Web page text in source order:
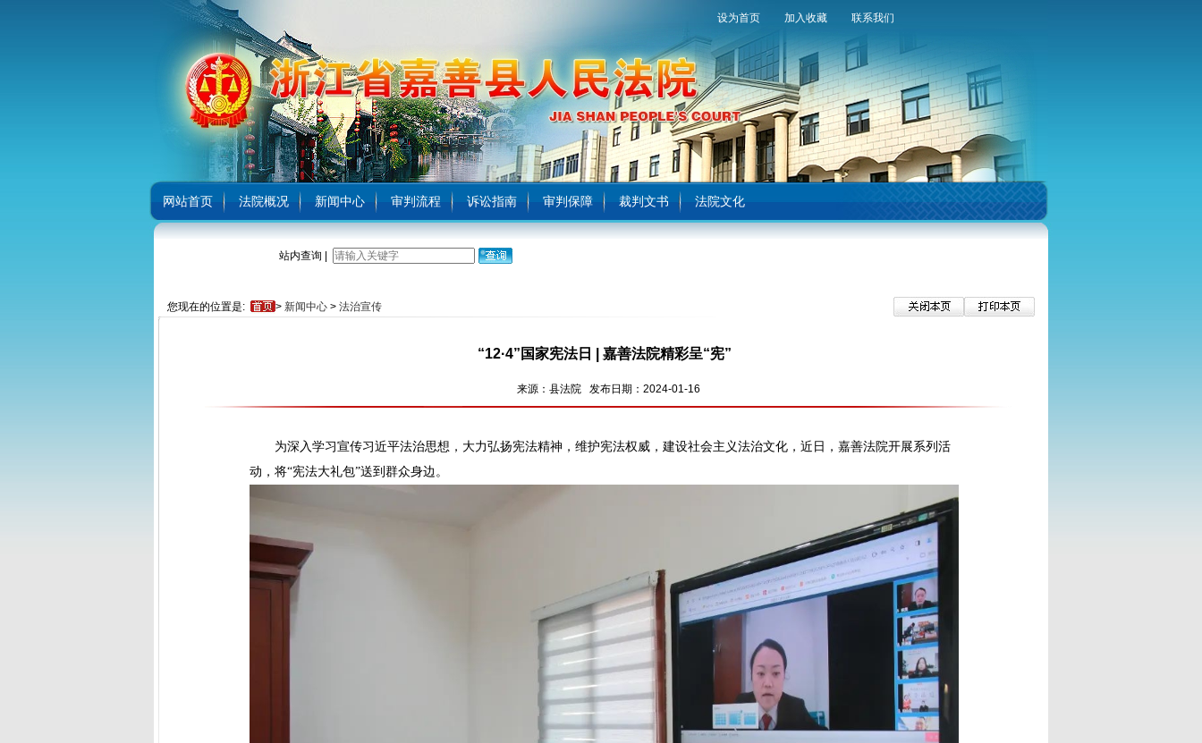
设为首页 加入收藏 联系我们
网站首页 法院概况 新闻中心 审判流程 诉讼指南 审判保障 裁判文书 法院文化
站内查询 |
您现在的位置是: > 新闻中心 > 法治宣传
“12·4”国家宪法日 | 嘉善法院精彩呈“宪”
来源：县法院 发布日期：2024-01-16
为深入学习宣传习近平法治思想，大力弘扬宪法精神，维护宪法权威，建设社会主义法治文化，近日，嘉善法院开展系列活
动，将“宪法大礼包”送到群众身边。